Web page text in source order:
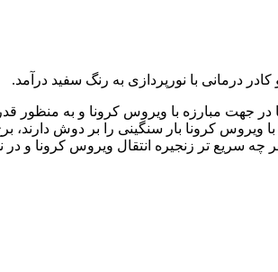
درمانی با نورپردازی به رنگ سفید درآمد.
در جهت مبارزه با ویروس کرونا و به منظور
بار سنگینی را بر دوش دارند، برج آزادی شامگاه
سریع تر زنجیره انتقال ویروس کرونا و